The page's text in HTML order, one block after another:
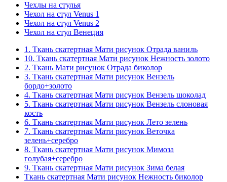
Чехлы на стулья
Чехол на стул Venus 1
Чехол на стул Venus 2
Чехол на стул Венеция
1. Ткань скатертная Мати рисунок Отрада ваниль
10. Ткань скатертная Мати рисунок Нежность золото
2. Ткань Мати рисунок Отрада биколор
3. Ткань скатертная Мати рисунок Вензель
бордо+золото
4. Ткань скатертная Мати рисунок Вензель шоколад
5. Ткань скатертная Мати рисунок Вензель слоновая
кость
6. Ткань скатертная Мати рисунок Лето зелень
7. Ткань скатертная Мати рисунок Веточка
зелень+серебро
8. Ткань скатертная Мати рисунок Мимоза
голубая+серебро
9. Ткань скатертная Мати рисунок Зима белая
Ткань скатертная Мати рисунок Нежность биколор